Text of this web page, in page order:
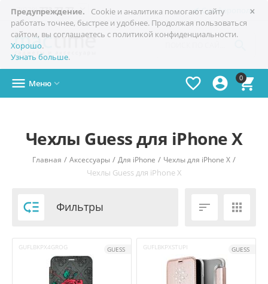
×
Предупреждение.
Cookie и аналитика помогают сайту
работать точнее, быстрее и удобнее. Продолжая пользоваться
сайтом, вы соглашаетесь с политикой конфиденциальности.
Хорошо.
Узнать больше.
Симферополь
+7(978)773-77-77 
0



 Меню 
Чехлы Guess для iPhone X
Главная / Аксессуары / Для iPhone / Чехлы для iPhone Х /
Чехлы Guess для iPhone X
 Фильтры  
GUFLBKPX4GROG GUESS GUFLBKPXSTUPI GUESS